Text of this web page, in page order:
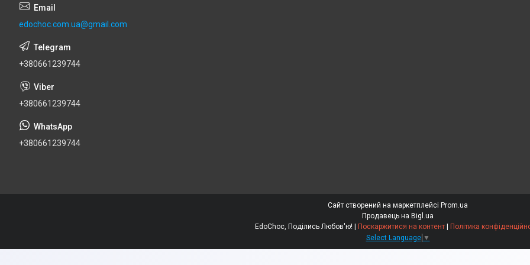
edochoc.com.ua@gmail.com
+380661239744
+380661239744
+380661239744
Сайт створений на маркетплейсі Prom.ua
Продавець на Bigl.ua
EdoСhoc, Поділись Любов'ю! | Поскаржитися на контент | Політика
Select Language ▼